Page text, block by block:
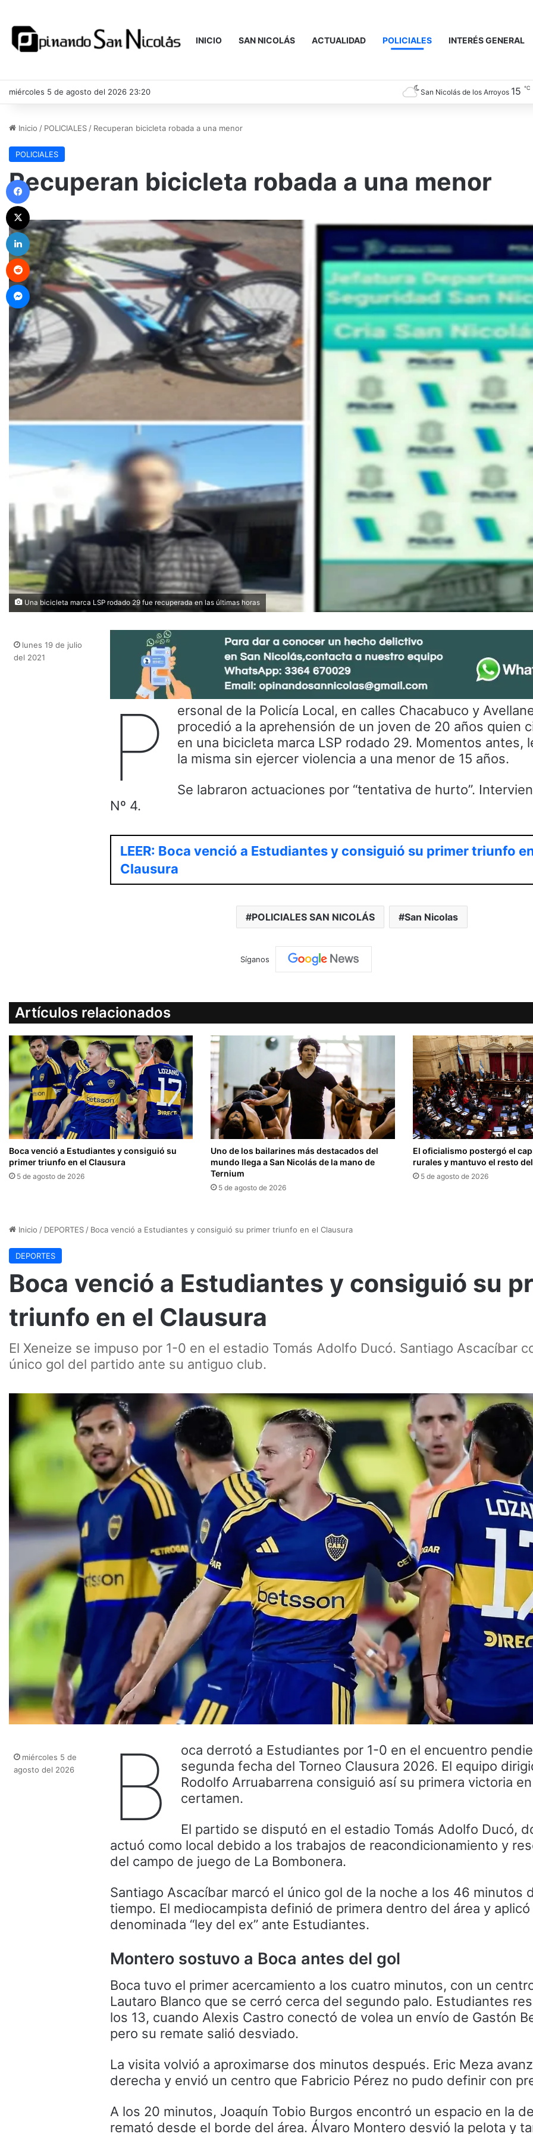
INICIO SAN NICOLÁS ACTUALIDAD POLICIALES INTERÉS GENERAL
miércoles 5 de agosto del 2026 23:20 San Nicolás de los Arroyos 15 ℃
Inicio / POLICIALES / Recuperan bicicleta robada a una menor
POLICIALES
Recuperan bicicleta robada a una menor
Una bicicleta marca LSP rodado 29 fue recuperada en las últimas horas
P
ersonal de la Policía Local, en calles Chacabuco y
procedió a la aprehensión de un joven de 20 años quien
en una bicicleta marca LSP rodado 29. Momentos antes,
la misma sin ejercer violencia a una menor de 15 años.
Se labraron actuaciones por “tentativa de hurto”.
Nº 4.
LEER: Boca venció a Estudiantes y consiguió su primer triunfo
Clausura
POLICIALES SAN NICOLÁS San Nicolas
lunes 19 de julio
del 2021
Síganos
Artículos relacionados
Boca venció a Estudiantes y consiguió su
primer triunfo en el Clausura
5 de agosto de 2026
Uno de los bailarines más destacados del
mundo llega a San Nicolás de la mano de
Ternium
5 de agosto de 2026
El oficialismo postergó el
rurales y mantuvo el resto
5 de agosto de 2026
Facebook
LinkedIn
Reddit
Messenger